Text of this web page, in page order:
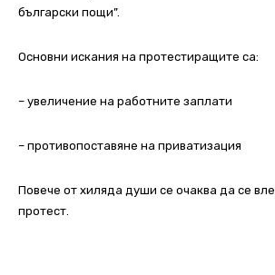
български пощи”.
Основни искания на протестиращите са:
– увеличение на работните заплати
– противопоставяне на приватизация
Повече от хиляда души се очаква да се
протест.